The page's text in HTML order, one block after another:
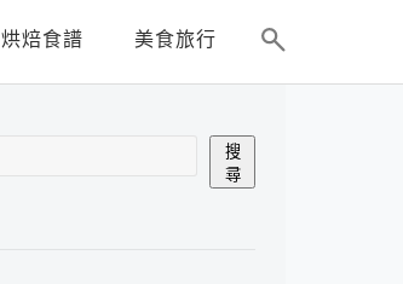
烘焙食譜 美食旅行
搜
尋